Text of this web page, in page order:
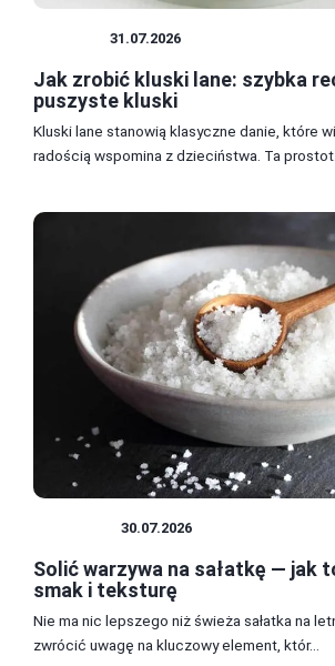
31.07.2026
Jak zrobić kluski lane: szybka
puszyste kluski
Kluski lane stanowią klasyczne danie, które
radością wspomina z dzieciństwa. Ta prostot...
30.07.2026
Solić warzywa na sałatkę — jak
smak i teksturę
Nie ma nic lepszego niż świeża sałatka na
zwrócić uwagę na kluczowy element, któr...